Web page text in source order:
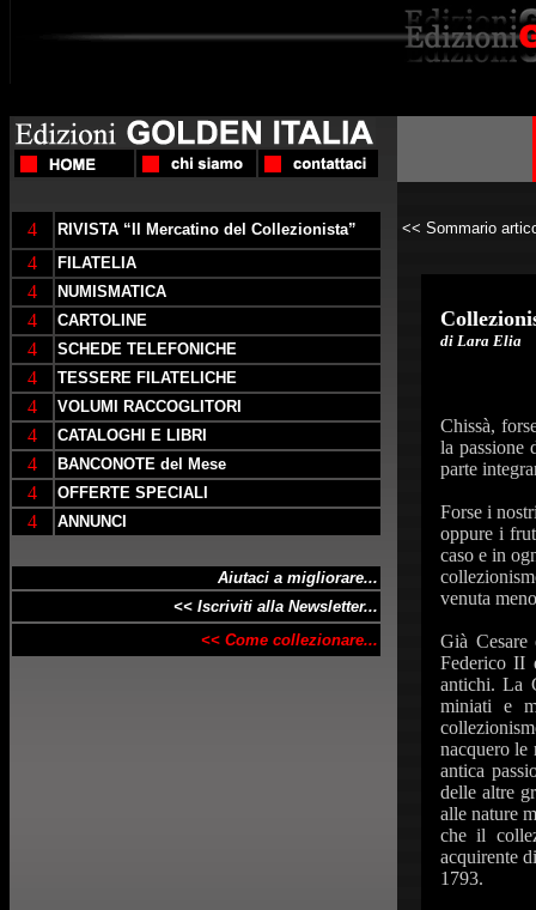
4 RIVISTA “Il Mercatino del Collezionista”
4 FILATELIA
4 NUMISMATICA
4 CARTOLINE
4 SCHEDE TELEFONICHE
4 TESSERE FILATELICHE
4 VOLUMI RACCOGLITORI
4 CATALOGHI E LIBRI
4 BANCONOTE del Mese
4 OFFERTE SPECIALI
4 ANNUNCI
Aiutaci a migliorare...
<< Iscriviti alla Newsletter...
<< Come collezionare...
<< Sommario
di Lara Elia
Chissà,
la passione
parte
Forse i
oppure i
caso e in
venuta
Già
Federico II
antichi. La
miniati e
nacquero le
antica
delle altre
alle nature
che il
acquirente
1793.